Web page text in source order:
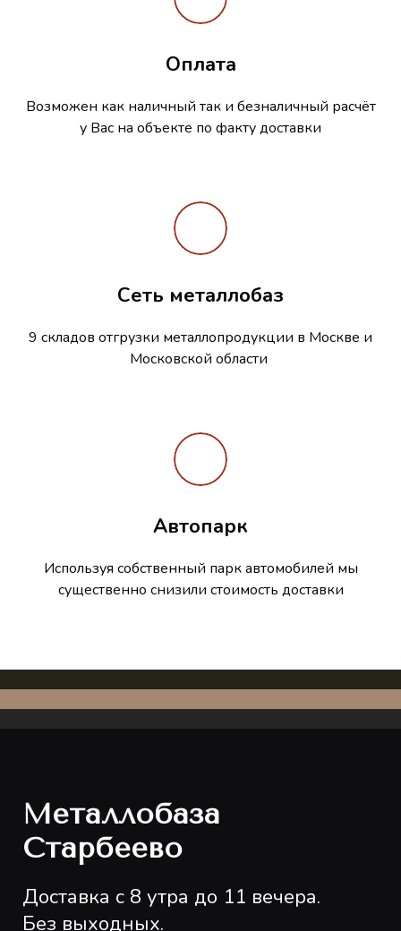
Оплата
Возможен как наличный так и безналичный расчёт
у Вас на объекте по факту доставки
Сеть металлобаз
9 складов отгрузки металлопродукции в Москве и
Московской области
Автопарк
Используя собственный парк автомобилей мы
существенно снизили стоимость доставки
Металлобаза
Старбеево
Доставка с 8 утра до 11 вечера.
Без выходных.